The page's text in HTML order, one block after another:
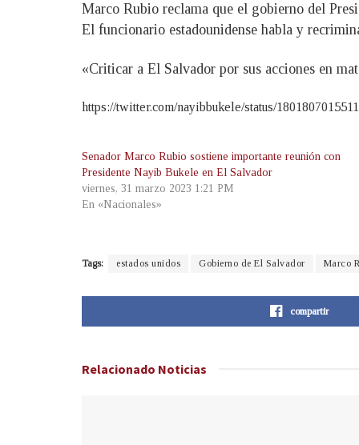
Marco Rubio reclama que el gobierno del
El funcionario estadounidense habla y
«Criticar a El Salvador por sus acciones en
https://twitter.com/nayibbukele/status/
Senador Marco Rubio sostiene importante reunión con
Presidente Nayib Bukele en El Salvador
viernes, 31 marzo 2023 1:21 PM
En «Nacionales»
Tags: estados unidos Gobierno de El Salvador Marco
compartir
Relacionado Noticias